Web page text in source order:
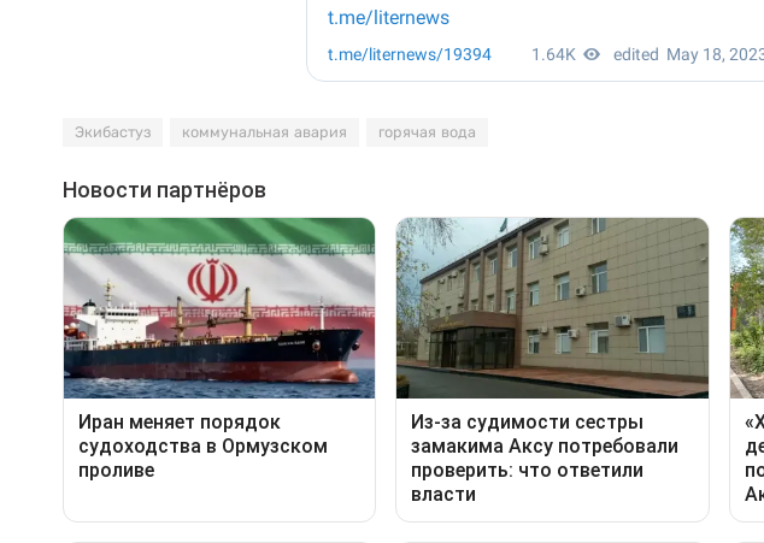
Экибастуз коммунальная авария горячая вода